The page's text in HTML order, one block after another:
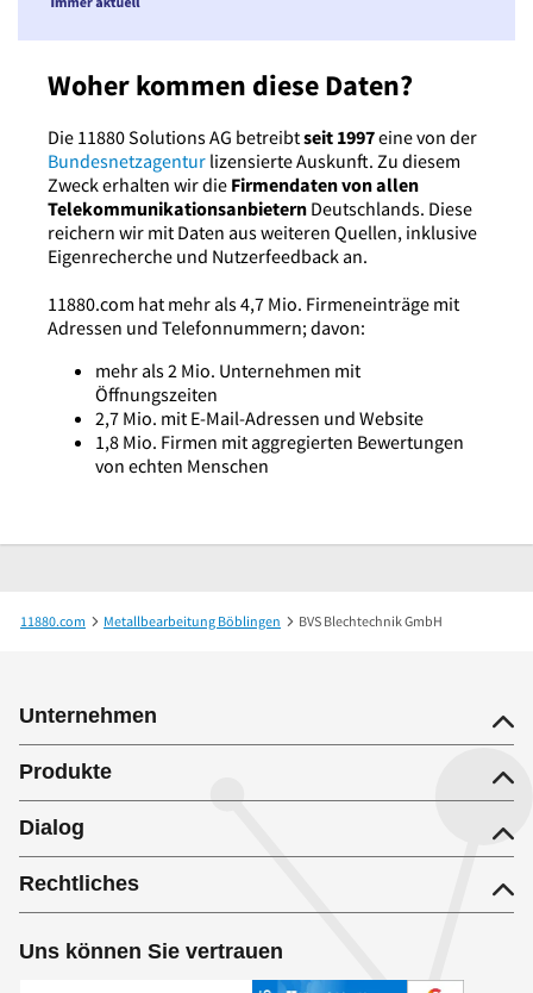
Woher kommen diese Daten?
Die 11880 Solutions AG betreibtseit 1997eine von der
Bundesnetzagentur lizensierte Auskunft. Zu diesem
Zweck erhalten wir die Firmendaten von allen
Telekommunikationsanbietern Deutschlands. Diese
reichern wir mit Daten aus weiteren Quellen, inklusive
Eigenrecherche und Nutzerfeedback an.
11880.com hat mehr als 4,7 Mio. Firmeneinträge mit
Adressen und Telefonnummern; davon:
mehr als 2 Mio. Unternehmen mit
Öffnungszeiten
2,7 Mio. mit E-Mail-Adressen und Website
1,8 Mio. Firmen mit aggregierten Bewertungen
von echten Menschen
11880.com Metallbearbeitung Böblingen BVS Blechtechnik GmbH
Unternehmen
Produkte
Dialog
Rechtliches
Uns können Sie vertrauen